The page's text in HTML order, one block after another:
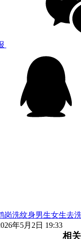
岗洗纹身男生女生去
年5月2日 19:33
相